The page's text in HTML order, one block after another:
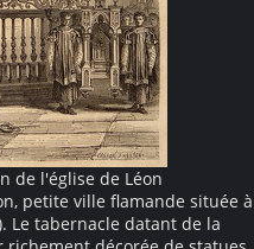
de l'église de Léon
petite ville flamande située à
Le tabernacle datant de la